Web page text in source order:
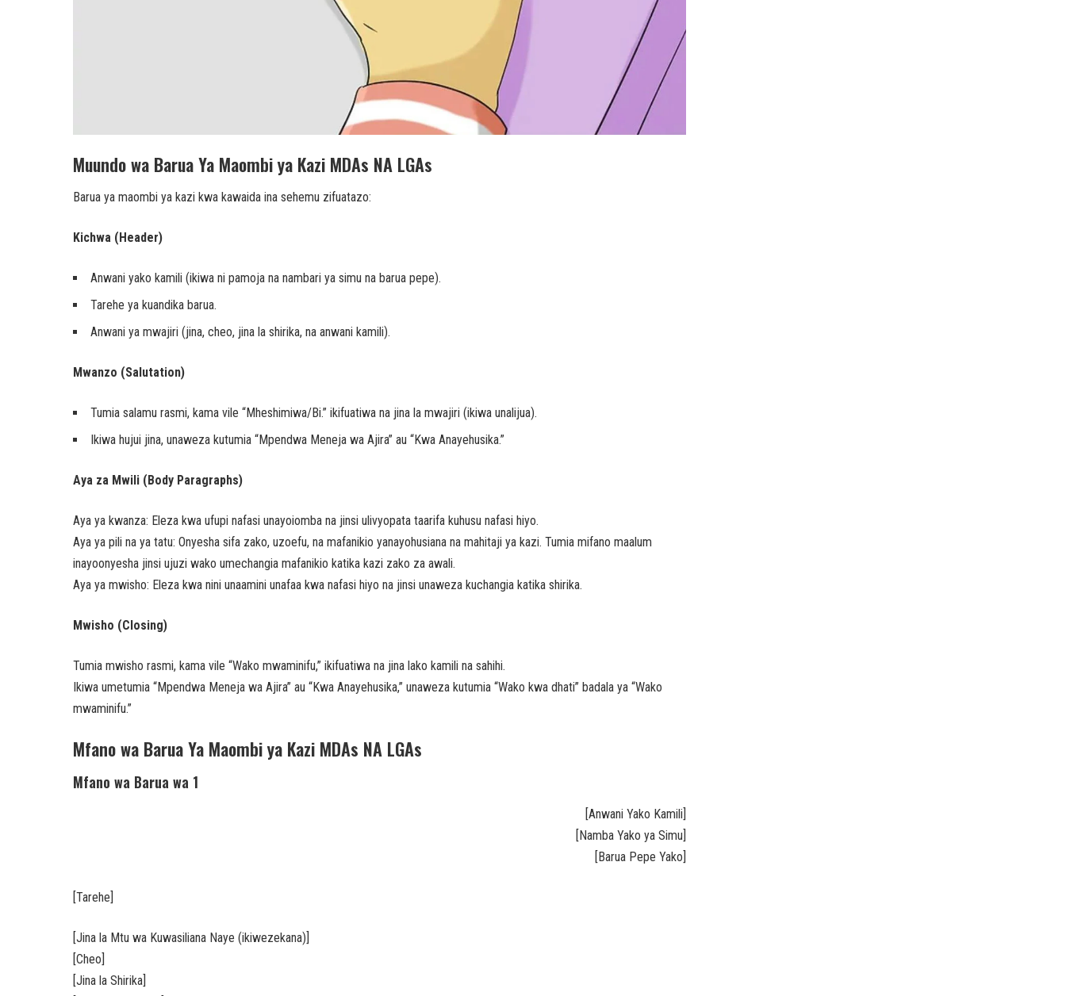
Muundo wa Barua Ya Maombi ya Kazi MDAs NA LGAs
Barua ya maombi ya kazi kwa kawaida ina sehemu zifuatazo:
Kichwa (Header)
Anwani yako kamili (ikiwa ni pamoja na nambari ya simu na barua pepe).
Tarehe ya kuandika barua.
Anwani ya mwajiri (jina, cheo, jina la shirika, na anwani kamili).
Mwanzo (Salutation)
Tumia salamu rasmi, kama vile “Mheshimiwa/Bi.” ikifuatiwa na jina la mwajiri (ikiwa unalijua).
Ikiwa hujui jina, unaweza kutumia “Mpendwa Meneja wa Ajira” au “Kwa Anayehusika.”
Aya za Mwili (Body Paragraphs)
Aya ya kwanza: Eleza kwa ufupi nafasi unayoiomba na jinsi ulivyopata taarifa kuhusu nafasi hiyo.
Aya ya pili na ya tatu: Onyesha sifa zako, uzoefu, na mafanikio yanayohusiana na mahitaji ya kazi. Tumia mifano maalum
inayoonyesha jinsi ujuzi wako umechangia mafanikio katika kazi zako za awali.
Aya ya mwisho: Eleza kwa nini unaamini unafaa kwa nafasi hiyo na jinsi unaweza kuchangia katika shirika.
Mwisho (Closing)
Tumia mwisho rasmi, kama vile “Wako mwaminifu,” ikifuatiwa na jina lako kamili na sahihi.
Ikiwa umetumia “Mpendwa Meneja wa Ajira” au “Kwa Anayehusika,” unaweza kutumia “Wako kwa dhati” badala ya “Wako
mwaminifu.”
Mfano wa Barua Ya Maombi ya Kazi MDAs NA LGAs
Mfano wa Barua wa 1
[Anwani Yako Kamili]
[Namba Yako ya Simu]
[Barua Pepe Yako]
[Tarehe]
[Jina la Mtu wa Kuwasiliana Naye (ikiwezekana)]
[Cheo]
[Jina la Shirika]